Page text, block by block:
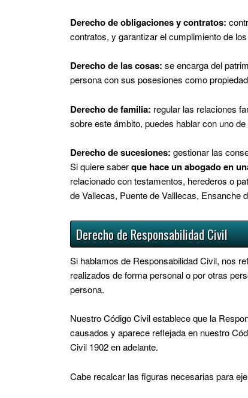
Derecho de obligaciones y contratos:
contratos, y garantizar el cumplimiento de
Derecho de las cosas: se encarga del
persona con sus posesiones como
Derecho de familia: regular las relaciones
sobre este ámbito, puedes hablar con uno
Derecho de sucesiones: gestionar las
Si quiere saberque hace un abogado en
relacionado con testamentos, herederos o
de Vallecas, Puente de Valllecas, Ensanche
Derecho de Responsabilidad Civil
Si hablamos de Responsabilidad Civil, nos
realizados de forma personal o por otras
persona.
Nuestro Código Civil establece que la
causados y aparece reflejada en nuestro
Civil 1902 en adelante.
Cabe recalcar las figuras necesarias para